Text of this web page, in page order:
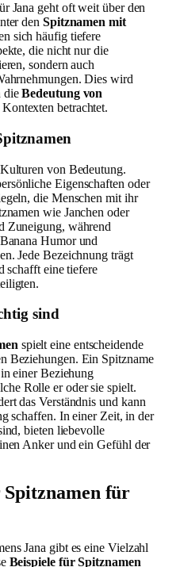
Jana geht oft weit über den
den Spitznamen mit
sich häufig tiefere
die nicht nur die
sondern auch
Dies wird
dieBedeutung von
betrachtet.
von Bedeutung.
Eigenschaften oder
die Menschen mit ihr
wie Janchen oder
Zuneigung, während
Humor und
Jede Bezeichnung trägt
schafft eine tiefere
sind
spielt eine entscheidende
Beziehungen. Ein Spitzname
einer Beziehung
Rolle er oder sie spielt.
das Verständnis und kann
schaffen. In einer Zeit, in der
bieten liebevolle
Anker und ein Gefühl der
für
Jana gibt es eine Vielzahl
Beispiele für Spitznamen